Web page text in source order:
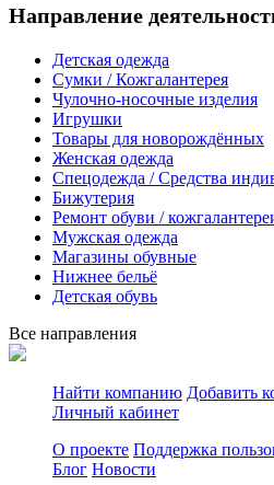
Направление
Детская одежда
Сумки / Кожгалантерея
Чулочно-носочные изделия
Игрушки
Товары для новорождённых
Женская одежда
Спецодежда / Средства
Бижутерия
Ремонт обуви /
Мужская одежда
Магазины обувные
Нижнее бельё
Детская обувь
Все направления
Найти компанию Добавить
Личный кабинет
О проекте Поддержка
Блог Новости